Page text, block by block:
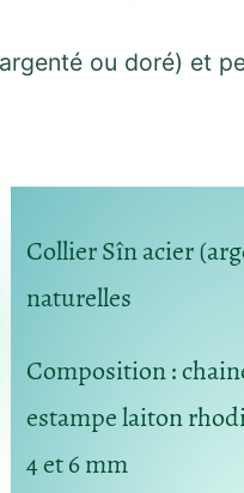
ou doré) et
Collier Sîn acier
naturelles
Composition:
estampe laiton
4 et 6 mm